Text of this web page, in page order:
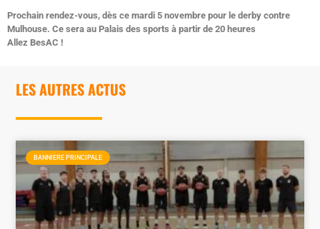
Prochain rendez-vous, dès ce mardi 5 novembre pour le derby contre
Mulhouse. Ce sera au Palais des sports à partir de 20 heures
Allez BesAC !
LES AUTRES ACTUS
BANNIERE PRINCIPALE